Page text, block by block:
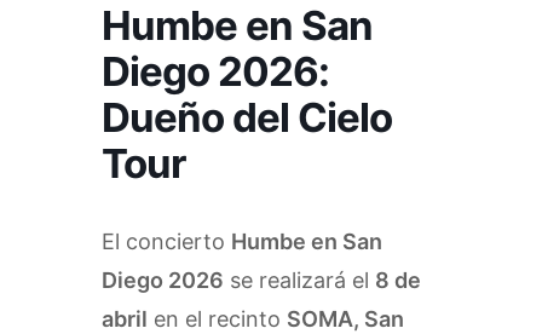
Humbe en San
Diego 2026:
Dueño del Cielo
Tour
El concierto Humbe en San
Diego 2026 se realizará el 8 de
abril en el recinto SOMA, San